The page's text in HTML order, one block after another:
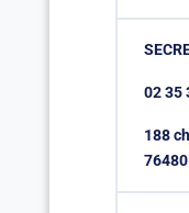
02 35
188
76480